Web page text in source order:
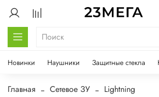
Новинки Наушники Защитные стекла
Главная Сетевое ЗУ Lightning